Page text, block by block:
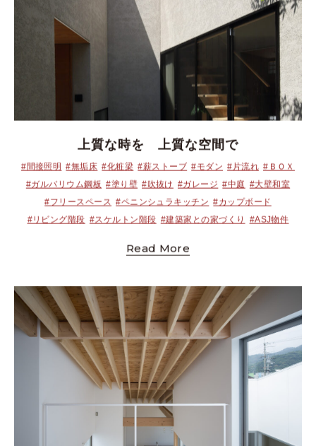
上質な時を 上質な空間で
#間接照明 #無垢床 #化粧梁 #薪ストーブ #モダン #片流れ #ＢＯＸ
#ガルバリウム鋼板 #塗り壁 #吹抜け #ガレージ #中庭 #大壁和室
#フリースペース #ペニンシュラキッチン #カップボード
#リビング階段 #スケルトン階段 #建築家との家づくり #ASJ物件
Read More